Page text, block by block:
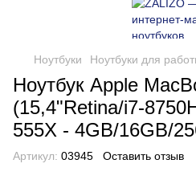
Ноутбуки Ноутбуки для
Ноутбук Apple
(15,4"Retina/i7-
555X - 4GB/16GB/
Артикул: 03945 Оставить отзыв